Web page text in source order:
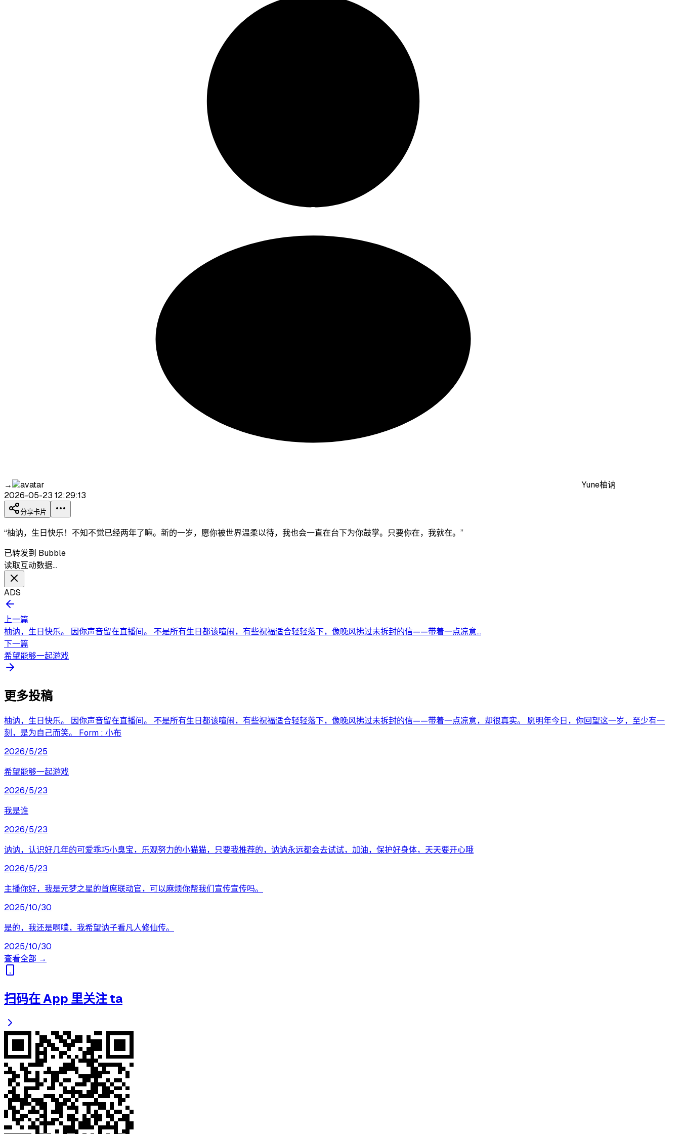
→
Yune柚讷
2026-05-23 12:29:13
分享卡片
“柚讷，生日快乐！不知不觉已经两年了嘛。新的一岁，愿你被世界温柔以待，我也会一直在台下为你鼓掌。只要你在，我就在。”
已转发到 Bubble
读取互动数据…
ADS
上一篇
柚讷，生日快乐。 因你声音留在直播间。 不是所有生日都该喧闹，有些祝福适合轻轻落下，像晚风拂过未拆封的信——带着一点凉意...
下一篇
希望能够一起游戏
更多投稿
柚讷，生日快乐。 因你声音留在直播间。 不是所有生日都该喧闹，有些祝福适合轻轻落下，像晚风拂过未拆封的信——带着一点凉意，却很真实。 愿明年今日，你回望这一岁，至少有一
刻，是为自己而笑。 Form : 小布
2026/5/25
希望能够一起游戏
2026/5/23
我是谁
2026/5/23
讷讷，认识好几年的可爱乖巧小臭宝，乐观努力的小猫猫，只要我推荐的，讷讷永远都会去试试，加油，保护好身体，天天要开心哦
2026/5/23
主播你好，我是元梦之星的首席联动官，可以麻烦你帮我们宣传宣传吗。
2025/10/30
是的，我还是啊噗，我希望讷子看凡人修仙传。
2025/10/30
查看全部 →
扫码在 App 里关注 ta